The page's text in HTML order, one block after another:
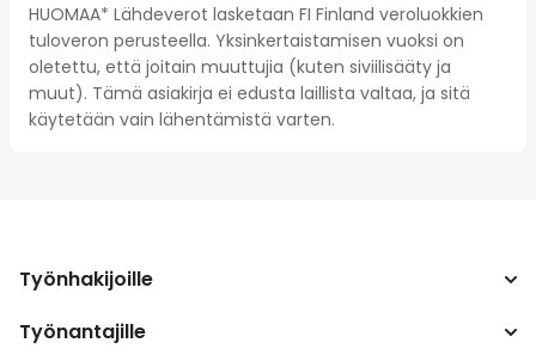
HUOMAA* Lähdeverot lasketaan FI Finland veroluokkien
tuloveron perusteella. Yksinkertaistamisen vuoksi on
oletettu, että joitain muuttujia (kuten siviilisääty ja
muut). Tämä asiakirja ei edusta laillista valtaa, ja sitä
käytetään vain lähentämistä varten.
Työnhakijoille
Hae työpaikkoja
Työnantajille